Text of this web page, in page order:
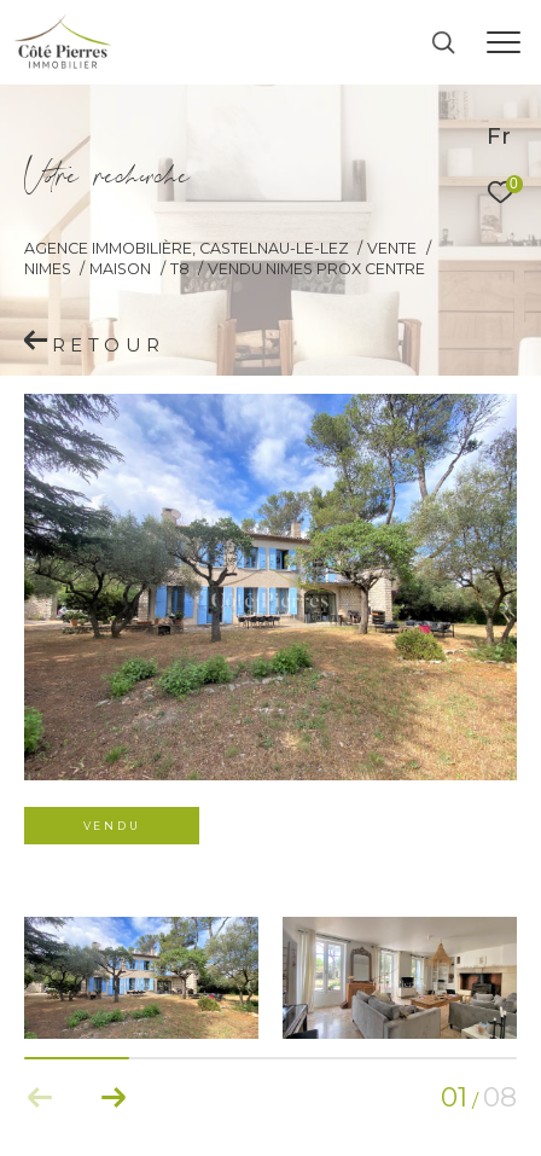
Fr
0
Vore recece
AGENCE IMMOBILIÈRE, CASTELNAU-LE-LEZ
VENTE
NIMES
MAISON T8 VENDU NIMES PROX CENTRE
RETOUR
VENDU
01 / 08